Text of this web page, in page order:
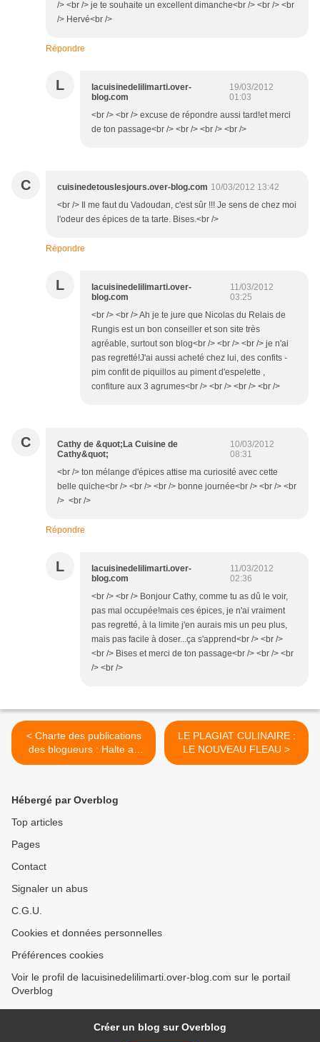
/> <br /> je te souhaite un excellent dimanche<br /> <br /> <br
/> Hervé<br />
Répondre
L
lacuisinedelilimarti.over-
blog.com
19/03/2012
01:03
<br /> <br /> excuse de répondre aussi tard!et merci
de ton passage<br /> <br /> <br /> <br />
C cuisinedetouslesjours.over-blog.com 10/03/2012 13:42
<br /> Il me faut du Vadoudan, c'est sûr !!! Je sens de chez moi
l'odeur des épices de ta tarte. Bises.<br />
Répondre
L
lacuisinedelilimarti.over-
blog.com
11/03/2012
03:25
<br /> <br /> Ah je te jure que Nicolas du Relais de
Rungis est un bon conseiller et son site très
agréable, surtout son blog<br /> <br /> <br /> je n'ai
pas regretté!J'ai aussi acheté chez lui, des confits -
pim confit de piquillos au piment d'espelette ,
confiture aux 3 agrumes<br /> <br /> <br /> <br />
C
Cathy de &quot;La Cuisine de
Cathy&quot;
10/03/2012
08:31
<br /> ton mélange d'épices attise ma curiosité avec cette
belle quiche<br /> <br /> <br /> bonne journée<br /> <br /> <br
/> <br />
Répondre
L
lacuisinedelilimarti.over-
blog.com
11/03/2012
02:36
<br /> <br /> Bonjour Cathy, comme tu as dû le voir,
pas mal occupée!mais ces épices, je n'ai vraiment
pas regretté, à la limite j'en aurais mis un peu plus,
mais pas facile à doser...ça s'apprend<br /> <br />
<br /> Bises et merci de ton passage<br /> <br /> <br
/> <br />
< Charte des publications
des blogueurs : Halte au
plagiat culinaire!
LE PLAGIAT CULINAIRE :
LE NOUVEAU FLEAU >
Hébergé par Overblog
Top articles
Pages
Contact
Signaler un abus
C.G.U.
Cookies et données personnelles
Préférences cookies
Voir le profil de lacuisinedelilimarti.over-blog.com sur le portail
Overblog
Créer un blog sur Overblog